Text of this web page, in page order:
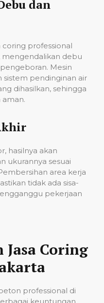
dan
coring professional
debu
Mesin
pendinginan air
dihasilkan, sehingga
hasilnya akan
ukurannya sesuai
area kerja
tidak ada sisa-
pekerjaan
Coring
professional di